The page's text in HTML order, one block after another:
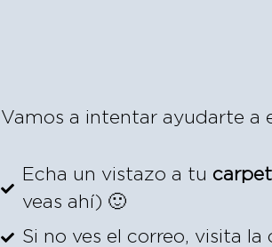
Vamos a intentar ayudarte a
Echa un vistazo a tu
veas ahí) 🙂
Si no ves el correo, visita la